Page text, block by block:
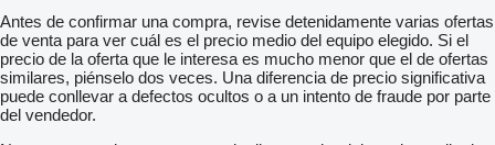
Antes de confirmar una compra, revise detenidamente varias ofertas
de venta para ver cuál es el precio medio del equipo elegido. Si el
precio de la oferta que le interesa es mucho menor que el de ofertas
similares, piénselo dos veces. Una diferencia de precio significativa
puede conllevar a defectos ocultos o a un intento de fraude por parte
del vendedor.